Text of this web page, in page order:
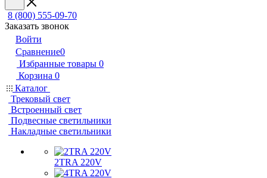
8 (800) 555-09-70
Заказать звонок
Войти
Сравнение0
Избранные товары 0
Корзина 0
Каталог
Трековый свет
Встроенный свет
Подвесные светильники
Накладные светильники
2TRA 220V